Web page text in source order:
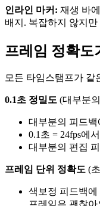
인라인 마커: 재생 바
배지. 복잡하지 않지
프레임 정확도
모든 타임스탬프가 같
0.1초 정밀도 (대부분
대부분의 피드백
0.1초 = 24fps에
대부분의 편집
프레임 단위 정확도 (
색보정 피드백에